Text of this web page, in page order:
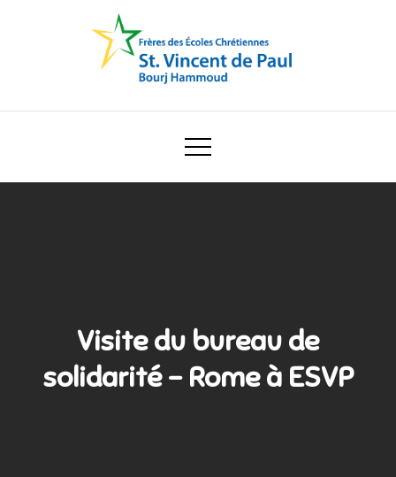
Ecole Saint Vincent de Paul
Visite du bureau de
solidarité – Rome à ESVP